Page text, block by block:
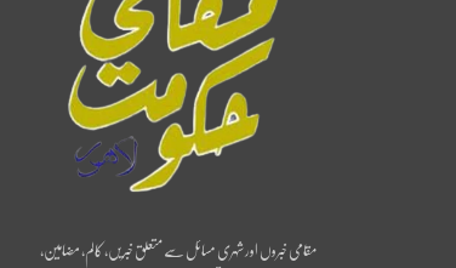
مقامی خبروں اور شہری مسائل سے متعلق خبریں، کالم، مضامین،